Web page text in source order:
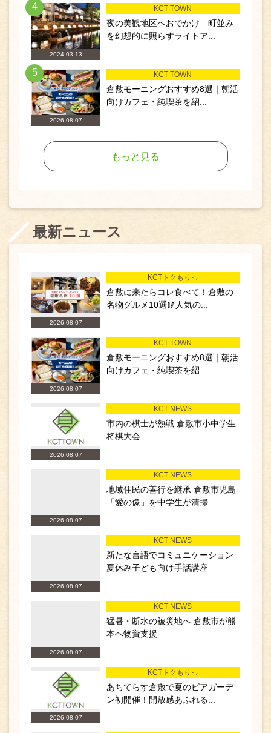
4
2024.03.13
KCT TOWN
夜の美観地区へおでかけ 町並み
を幻想的に照らすライトア...
5
2026.08.07
KCT TOWN
倉敷モーニングおすすめ8選｜朝活
向けカフェ・純喫茶を紹...
もっと見る
最新ニュース
2026.08.07
KCTトクもりっ
倉敷に来たらコレ食べて！倉敷の
名物グルメ10選🥢人気の...
2026.08.07
KCT TOWN
倉敷モーニングおすすめ8選｜朝活
向けカフェ・純喫茶を紹...
2026.08.07
KCT NEWS
市内の棋士が熱戦 倉敷市小中学生
将棋大会
2026.08.07
KCT NEWS
地域住民の善行を継承 倉敷市児島
「愛の像」を中学生が清掃
2026.08.07
KCT NEWS
新たな言語でコミュニケーション
夏休み子ども向け手話講座
2026.08.07
KCT NEWS
猛暑・断水の被災地へ 倉敷市が熊
本へ物資支援
2026.08.07
KCTトクもりっ
あちてらす倉敷で夏のビアガーデ
ン初開催！開放感あふれる...